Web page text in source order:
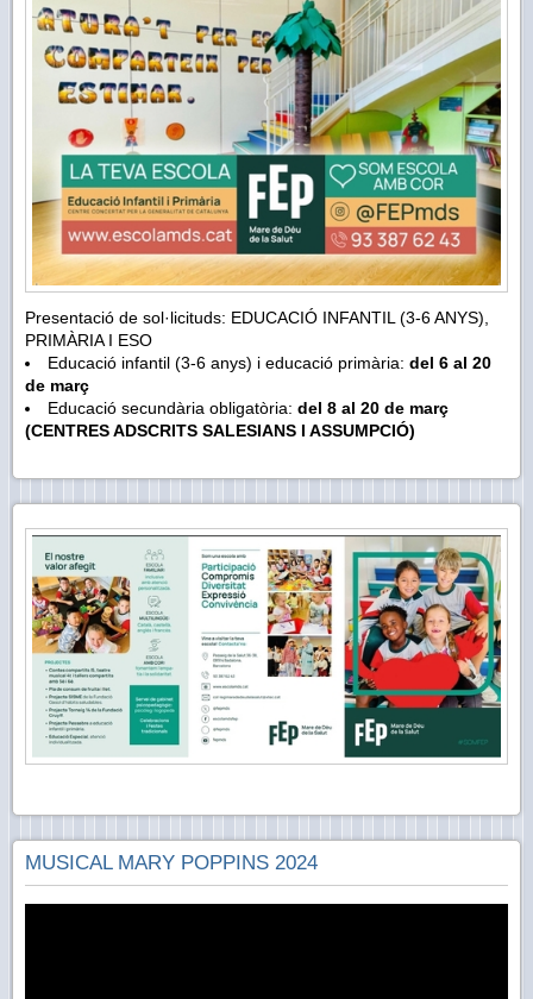
Presentació de sol·licituds: EDUCACIÓ INFANTIL (3-6 ANYS),
PRIMÀRIA I ESO
Educació infantil (3-6 anys) i educació primària: del 6 al 20
de març
Educació secundària obligatòria: del 8 al 20 de març
(CENTRES ADSCRITS SALESIANS I ASSUMPCIÓ)
MUSICAL MARY POPPINS 2024